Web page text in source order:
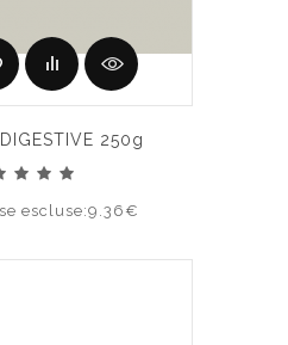
250g
escluse:9.36€